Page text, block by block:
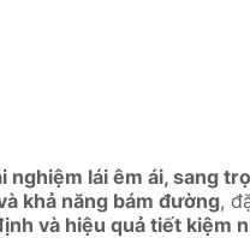
nghiệm lái êm ái, sang
khả năng bám đường,
và hiệu quả tiết kiệm